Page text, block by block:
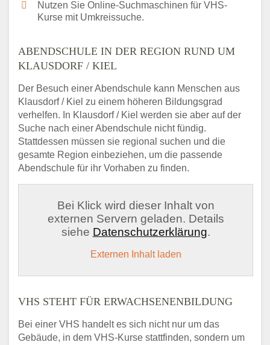
Nutzen Sie Online-Suchmaschinen für VHS-
Kurse mit Umkreissuche.
ABENDSCHULE IN DER REGION RUND UM
KLAUSDORF / KIEL
Der Besuch einer Abendschule kann Menschen aus
Klausdorf / Kiel zu einem höheren Bildungsgrad
verhelfen. In Klausdorf / Kiel werden sie aber auf der
Suche nach einer Abendschule nicht fündig.
Stattdessen müssen sie regional suchen und die
gesamte Region einbeziehen, um die passende
Abendschule für ihr Vorhaben zu finden.
Bei Klick wird dieser Inhalt von
externen Servern geladen. Details
siehe Datenschutzerklärung.
Externen Inhalt laden
VHS STEHT FÜR ERWACHSENENBILDUNG
Bei einer VHS handelt es sich nicht nur um das
Gebäude, in dem VHS-Kurse stattfinden, sondern um